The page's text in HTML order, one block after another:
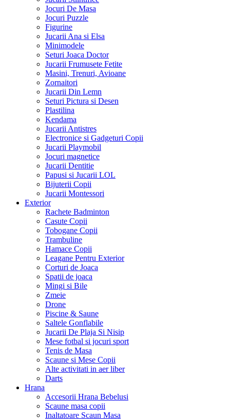
Jocuri De Masa
Jocuri Puzzle
Figurine
Jucarii Ana si Elsa
Minimodele
Seturi Joaca Doctor
Jucarii Frumusete Fetite
Masini, Trenuri, Avioane
Zornaitori
Jucarii Din Lemn
Seturi Pictura si Desen
Plastilina
Kendama
Jucarii Antistres
Electronice si Gadgeturi Copii
Jucarii Playmobil
Jocuri magnetice
Jucarii Dentitie
Papusi si Jucarii LOL
Bijuterii Copii
Jucarii Montessori
Exterior
Rachete Badminton
Casute Copii
Tobogane Copii
Trambuline
Hamace Copii
Leagane Pentru Exterior
Corturi de Joaca
Spatii de joaca
Mingi si Bile
Zmeie
Drone
Piscine & Saune
Saltele Gonflabile
Jucarii De Plaja Si Nisip
Mese fotbal si jocuri sport
Tenis de Masa
Scaune si Mese Copii
Alte activitati in aer liber
Darts
Hrana
Accesorii Hrana Bebelusi
Scaune masa copii
Inaltatoare Scaun Masa